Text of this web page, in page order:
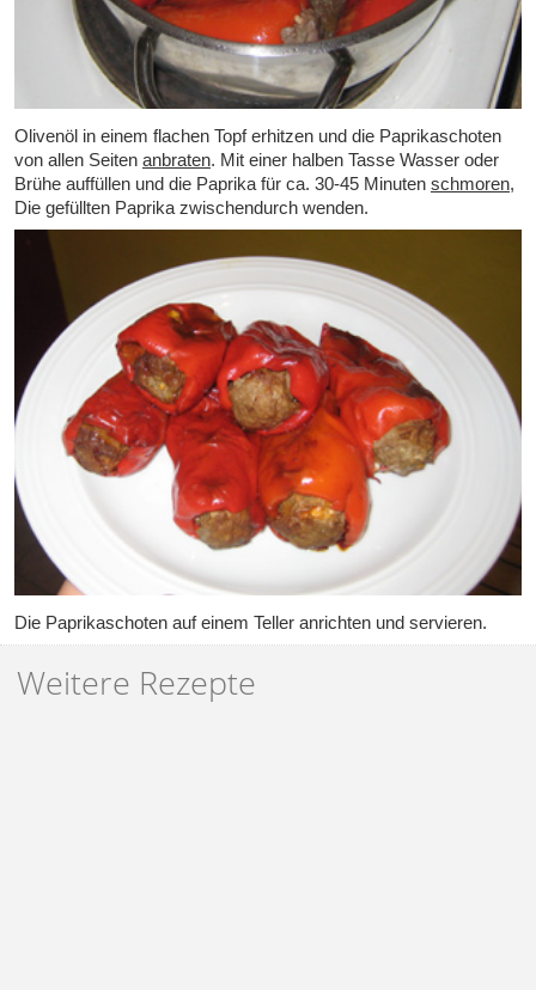
Olivenöl in einem flachen Topf erhitzen und die Paprikaschoten
von allen Seiten anbraten. Mit einer halben Tasse Wasser oder
Brühe auffüllen und die Paprika für ca. 30-45 Minuten schmoren,
Die gefüllten Paprika zwischendurch wenden.
Die Paprikaschoten auf einem Teller anrichten und servieren.
Weitere Rezepte